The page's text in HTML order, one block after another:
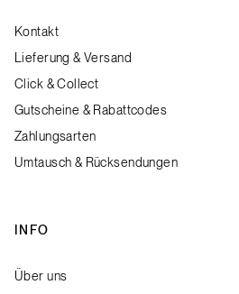
Kontakt
Lieferung & Versand
Click & Collect
Gutscheine & Rabattcodes
Zahlungsarten
Umtausch & Rücksendungen
INFO
Über uns